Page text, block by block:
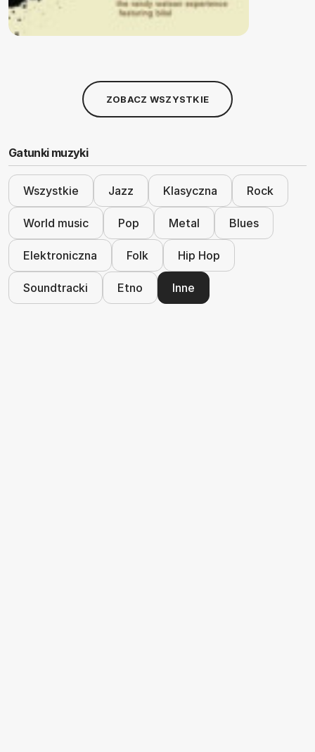
ZOBACZ WSZYSTKIE
Gatunki muzyki
Wszystkie Jazz Klasyczna Rock
World music Pop Metal Blues
Elektroniczna Folk Hip Hop
Soundtracki Etno Inne